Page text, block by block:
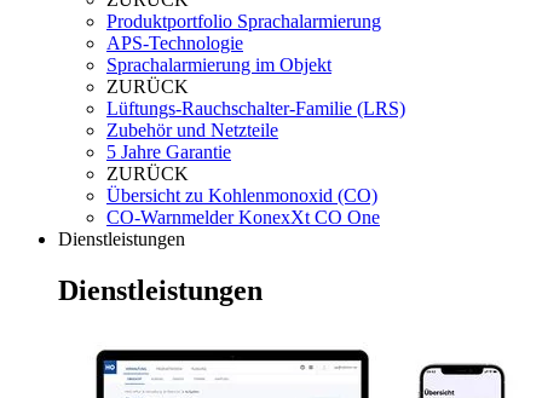
Produktportfolio Sprachalarmierung
APS-Technologie
Sprachalarmierung im Objekt
ZURÜCK
Lüftungs-Rauchschalter-Familie (LRS)
Zubehör und Netzteile
5 Jahre Garantie
ZURÜCK
Übersicht zu Kohlenmonoxid (CO)
CO-Warnmelder KonexXt CO One
Dienstleistungen
Dienstleistungen